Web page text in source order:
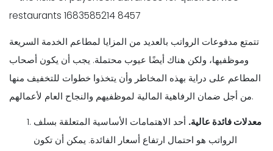
تتمتع مدفوعات الرواتب بالعديد من المزايا لمطاعم الخدمة السريعة
وموظفيها، ولكن هناك أيضًا عيوب محتملة. يجب أن يكون أصحاب
المطاعم على دراية بهذه المخاطر وأن يتخذوا خطوات للتخفيف منها
من أجل ضمان الرفاهية المالية لموظفيهم والنجاح العام لأعمالهم.
معدلات فائدة عالية. أحد الاهتمامات الأساسية المتعلقة بسلف
الرواتب هو احتمال ارتفاع أسعار الفائدة. يمكن أن تكون